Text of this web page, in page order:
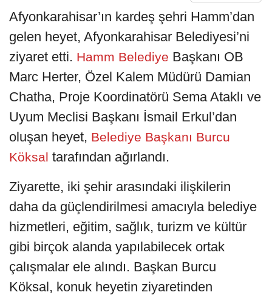
Afyonkarahisar’ın kardeş şehri Hamm’dan
gelen heyet, Afyonkarahisar Belediyesi’ni
ziyaret etti. Hamm Belediye Başkanı OB
Marc Herter, Özel Kalem Müdürü Damian
Chatha, Proje Koordinatörü Sema Ataklı ve
Uyum Meclisi Başkanı İsmail Erkul’dan
oluşan heyet, Belediye Başkanı Burcu
Köksal tarafından ağırlandı.
Ziyarette, iki şehir arasındaki ilişkilerin
daha da güçlendirilmesi amacıyla belediye
hizmetleri, eğitim, sağlık, turizm ve kültür
gibi birçok alanda yapılabilecek ortak
çalışmalar ele alındı. Başkan Burcu
Köksal, konuk heyetin ziyaretinden